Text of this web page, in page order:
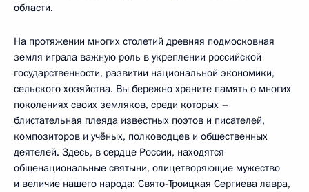
области.
На протяжении многих столетий древняя подмосковная
земля играла важную роль в укреплении российской
государственности, развитии национальной экономики,
сельского хозяйства. Вы бережно храните память о многих
поколениях своих земляков, среди которых –
блистательная плеяда известных поэтов и писателей,
композиторов и учёных, полководцев и общественных
деятелей. Здесь, в сердце России, находятся
общенациональные святыни, олицетворяющие мужество
и величие нашего народа: Свято-Троицкая Сергиева лавра,